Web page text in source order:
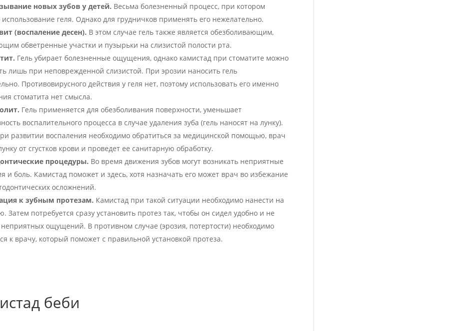
новых зубов у детей. Весьма болезненный процесс, при котором
использование геля. Однако для грудничков применять его нежелательно.
(воспаление десен). В этом случае гель также является обезболивающим,
обветренные участки и пузырьки на слизистой полости рта.
Гель убирает болезненные ощущения, однако камистад при стоматите можно
лишь при неповрежденной слизистой. При эрозии наносить гель
Противовирусного действия у геля нет, поэтому использовать его именно
стоматита нет смысла.
Гель применяется для обезболивания поверхности, уменьшает
воспалительного процесса в случае удаления зуба (гель наносят на лунку).
развитии воспаления необходимо обратиться за медицинской помощью, врач
от сгустков крови и проведет ее санитарную обработку.
процедуры. Во время движения зубов могут возникать неприятные
и боль. Камистад поможет и здесь, хотя назначать его может врач во избежание
осложнений.
к зубным протезам. Камистад при такой ситуации необходимо нанести на
Затем потребуется сразу установить протез так, чтобы он сидел удобно и не
неприятных ощущений. В противном случае (эрозия, потертости) необходимо
к врачу, который поможет с правильной установкой протеза.
беби